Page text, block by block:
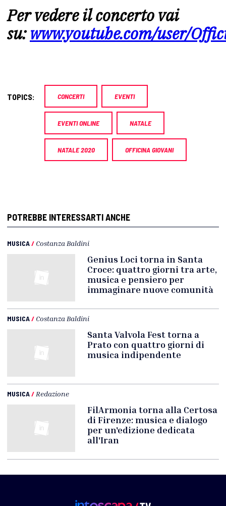
Per vedere il concerto vai
su:www.youtube.com/user/
TOPICS: CONCERTI EVENTI
EVENTI ONLINE NATALE
NATALE 2020 OFFICINA GIOVANI
POTREBBE INTERESSARTI ANCHE
MUSICA/ Costanza Baldini
Genius Loci torna in Santa
Croce: quattro giorni tra arte,
musica e pensiero per
immaginare nuove comunità
MUSICA/ Costanza Baldini
Santa Valvola Fest torna a
Prato con quattro giorni di
musica indipendente
MUSICA/ Redazione
FilArmonia torna alla Certosa
di Firenze: musica e dialogo
per un'edizione dedicata
all'Iran